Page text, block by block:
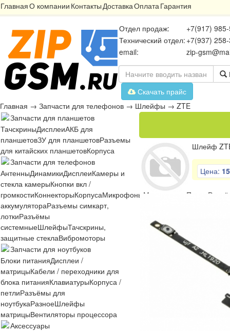
ГлавнаяО компании КонтактыДоставкаОплатаГарантия
Отдел продаж:
+7(917)
Технический отдел: +7(937)
email:
zip-
Скачать прайс
Главная → Запчасти для телефонов → Шлейфы → ZTE
Запчасти для планшетов
ТачскриныДисплеиАКБ для
планшетовЗУ для планшетовРазъемы
для китайских планшетовКорпуса
Запчасти для телефонов
АнтенныДинамикиДисплеиКамеры и
стекла камерыКнопки вкл /
громкостиКоннекторыКорпусаМикрофоны Микросхемы Платы
аккумулятораРазъемы симкарт,
лоткиРазъёмы
системныеШлейфыТачскрины,
защитные стеклаВибромоторы
Запчасти для ноутбуков
Блоки питанияДисплеи /
матрицыКабели / переходники для
блока питанияКлавиатурыКорпуса /
петлиРазъёмы для
ноутбукаРазноеШлейфы
матрицыВентиляторы процессора
Аксессуары
Шлейф
Цена: